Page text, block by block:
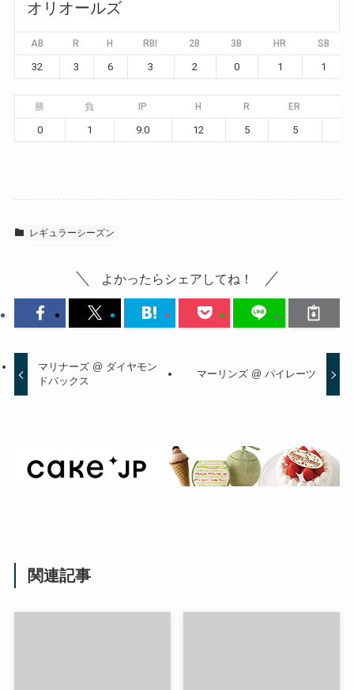
オリオールズ
AB R H RBI 2B 3B HR SB
32 3 6 3 2 0 1 1
勝 負 IP H R ER
0 1 9.0 12 5 5
レギュラーシーズン
よかったらシェアしてね！
マリナーズ @ ダイヤモン
ドバックス
マーリンズ @ パイレーツ
関連記事